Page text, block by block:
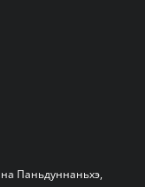
Паньдуннаньхэ,